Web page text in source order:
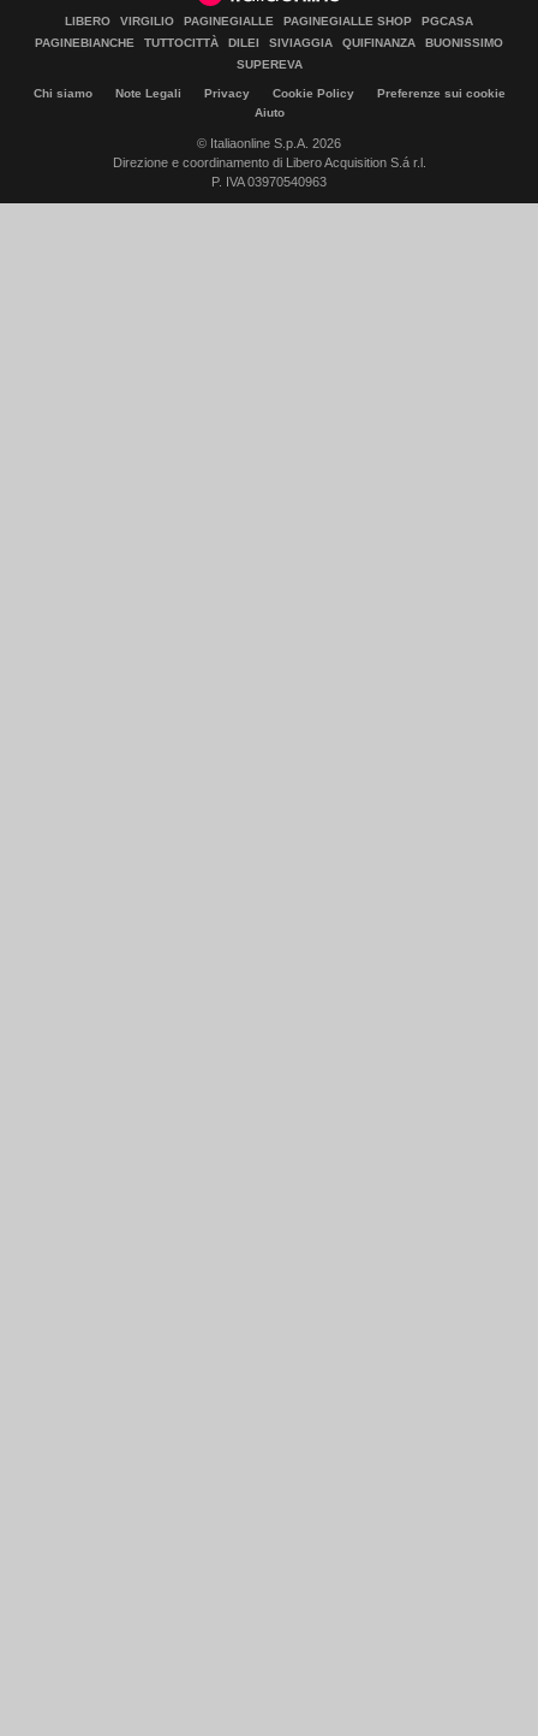
LIBERO VIRGILIO PAGINEGIALLE PAGINEGIALLE SHOP
PGCASA
PAGINEBIANCHE
TUTTOCITTÀ DILEI SIVIAGGIA QUIFINANZA
BUONISSIMO
SUPEREVA
Chi siamo Note Legali Privacy Cookie Policy
Preferenze sui cookie
Aiuto
© Italiaonline S.p.A. 2026
Direzione e coordinamento di Libero Acquisition S.á r.l.
P. IVA 03970540963